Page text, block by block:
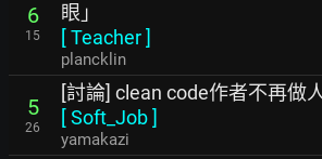
6
15
眼」
[Teacher]
plancklin
5
26
[討論] clean code作者不再做
[Soft_Job]
yamakazi